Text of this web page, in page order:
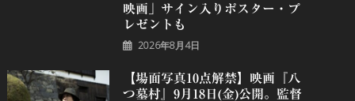
映画」サイン入りポスター・プ
レゼントも
2026年8月4日
【場面写真10点解禁】映画『八
つ墓村』9月18日(金)公開。監督